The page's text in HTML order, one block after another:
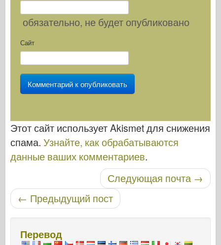
обязательно, не будет опубликовано
Сайт
Этот сайт использует Akismet для снижения
спама. Узнайте, как обрабатываются
данные ваших комментариев.
Навигация по записямСледующая почта →
← Предыдущий пост
Перевод